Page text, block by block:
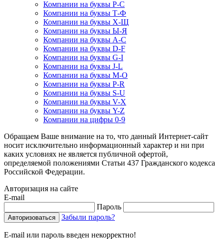
Компании на буквы Р-С
Компании на буквы Т-Ф
Компании на буквы Х-Щ
Компании на буквы Ы-Я
Компании на буквы A-C
Компании на буквы D-F
Компании на буквы G-I
Компании на буквы J-L
Компании на буквы M-O
Компании на буквы P-R
Компании на буквы S-U
Компании на буквы V-X
Компании на буквы Y-Z
Компании на цифры 0-9
Обращаем Ваше внимание на то, что данный Интернет-сайт
носит исключительно информационный характер и ни при
каких условиях не является публичной офертой,
определяемой положениями Статьи 437 Гражданского кодекса
Российской Федерации.
Авторизация на сайте
E-mail
Пароль
Забыли пароль?
E-mail или пароль введен некорректно!